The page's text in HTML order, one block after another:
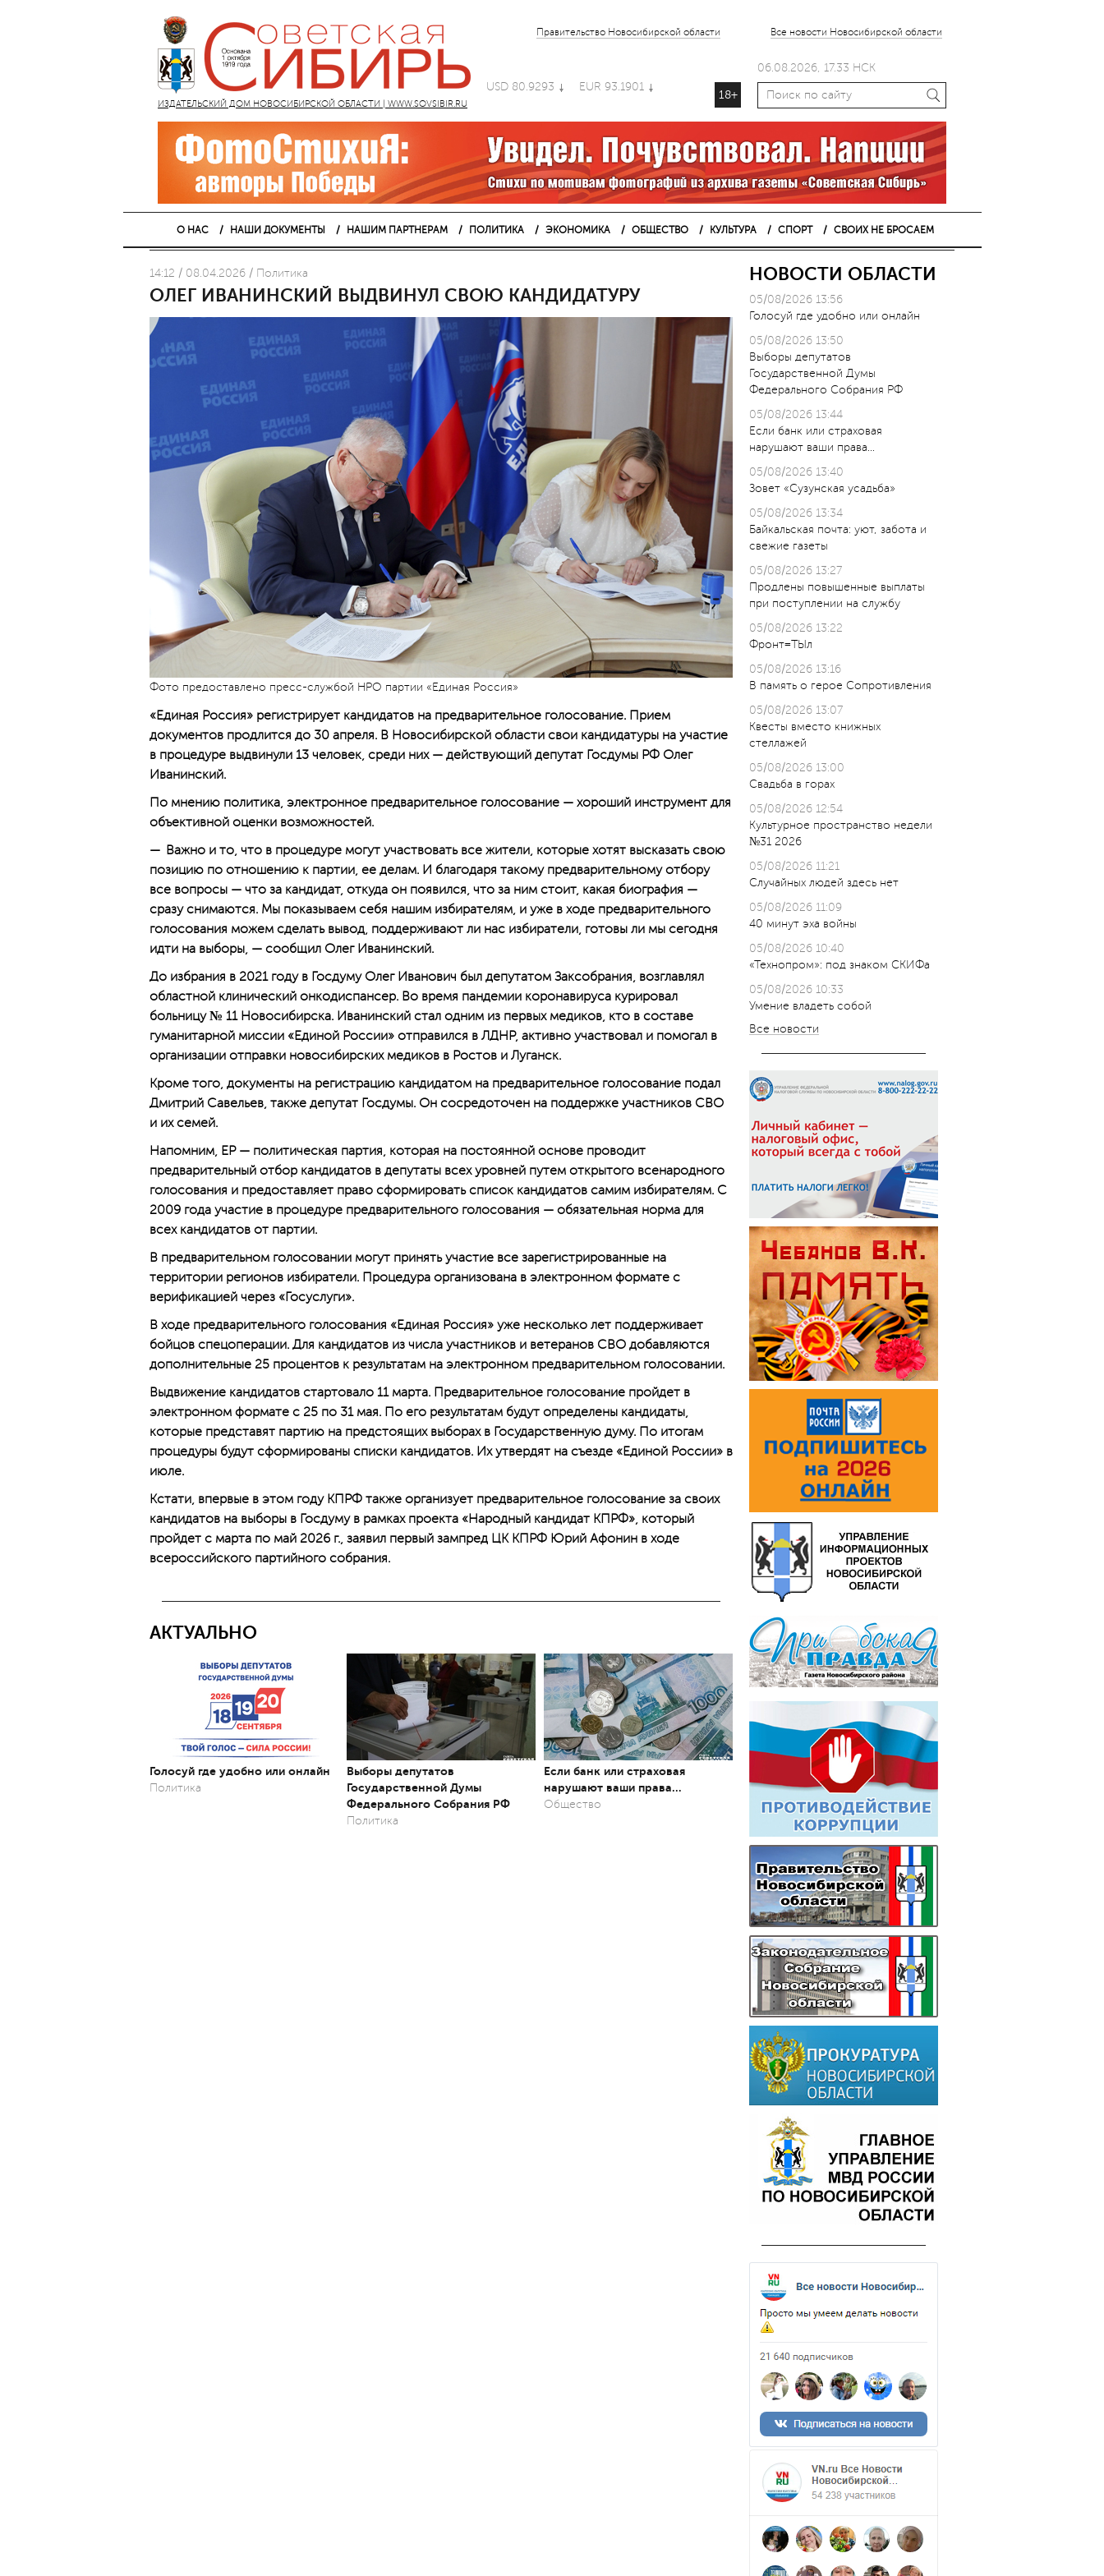
ИЗДАТЕЛЬСКИЙ ДОМ НОВОСИБИРСКОЙ ОБЛАСТИ | WWW.SOVSIBIR.RU
Правительство Новосибирской области Все новости Новосибирской области
USD 80.9293 EUR 93.1901
18+
06.08.2026, 17.33 НСК
О НАС НАШИ ДОКУМЕНТЫ НАШИМ ПАРТНЕРАМ ПОЛИТИКА ЭКОНОМИКА ОБЩЕСТВО КУЛЬТУРА СПОРТ СВОИХ НЕ БРОСАЕМ
14:12 / 08.04.2026 / Политика
ОЛЕГ ИВАНИНСКИЙ ВЫДВИНУЛ СВОЮ КАНДИДАТУРУ
Фото предоставлено пресс-службой НРО партии «Единая Россия»
«Единая Россия» регистрирует кандидатов на предварительное голосование. Прием
документов продлится до 30 апреля. В Новосибирской области свои кандидатуры на участие
в процедуре выдвинули 13 человек, среди них — действующий депутат Госдумы РФ Олег
Иванинский.
По мнению политика, электронное предварительное голосование — хороший инструмент для
объективной оценки возможностей.
— Важно и то, что в процедуре могут участвовать все жители, которые хотят высказать свою
позицию по отношению к партии, ее делам. И благодаря такому предварительному отбору
все вопросы — что за кандидат, откуда он появился, что за ним стоит, какая биография —
сразу снимаются. Мы показываем себя нашим избирателям, и уже в ходе предварительного
голосования можем сделать вывод, поддерживают ли нас избиратели, готовы ли мы сегодня
идти на выборы, — сообщил Олег Иванинский.
До избрания в 2021 году в Госдуму Олег Иванович был депутатом Заксобрания, возглавлял
областной клинический онкодиспансер. Во время пандемии коронавируса курировал
больницу № 11 Новосибирска. Иванинский стал одним из первых медиков, кто в составе
гуманитарной миссии «Единой России» отправился в ЛДНР, активно участвовал и помогал в
организации отправки новосибирских медиков в Ростов и Луганск.
Кроме того, документы на регистрацию кандидатом на предварительное голосование подал
Дмитрий Савельев, также депутат Госдумы. Он сосредоточен на поддержке участников СВО
и их семей.
Напомним, ЕР — политическая партия, которая на постоянной основе проводит
предварительный отбор кандидатов в депутаты всех уровней путем открытого всенародного
голосования и предоставляет право сформировать список кандидатов самим избирателям. С
2009 года участие в процедуре предварительного голосования — обязательная норма для
всех кандидатов от партии.
В предварительном голосовании могут принять участие все зарегистрированные на
территории регионов избиратели. Процедура организована в электронном формате с
верификацией через «Госуслуги».
В ходе предварительного голосования «Единая Россия» уже несколько лет поддерживает
бойцов спецоперации. Для кандидатов из числа участников и ветеранов СВО добавляются
дополнительные 25 процентов к результатам на электронном предварительном голосовании.
Выдвижение кандидатов стартовало 11 марта. Предварительное голосование пройдет в
электронном формате с 25 по 31 мая. По его результатам будут определены кандидаты,
которые представят партию на предстоящих выборах в Государственную думу. По итогам
процедуры будут сформированы списки кандидатов. Их утвердят на съезде «Единой России» в
июле.
Кстати, впервые в этом году КПРФ также организует предварительное голосование за своих
кандидатов на выборы в Госдуму в рамках проекта «Народный кандидат КПРФ», который
пройдет с марта по май 2026 г., заявил первый зампред ЦК КПРФ Юрий Афонин в ходе
всероссийского партийного собрания.
АКТУАЛЬНО
Голосуй где удобно или онлайн
Политика
Выборы депутатов
Государственной Думы
Федерального Собрания РФ
Политика
Если банк или страховая
нарушают ваши права…
Общество
НОВОСТИ ОБЛАСТИ
05/08/2026 13:56
Голосуй где удобно или онлайн
05/08/2026 13:50
Выборы депутатов
Государственной Думы
Федерального Собрания РФ
05/08/2026 13:44
Если банк или страховая
нарушают ваши права…
05/08/2026 13:40
Зовет «Сузунская усадьба»
05/08/2026 13:34
Байкальская почта: уют, забота и
свежие газеты
05/08/2026 13:27
Продлены повышенные выплаты
при поступлении на службу
05/08/2026 13:22
Фронт=ТЫл
05/08/2026 13:16
В память о герое Сопротивления
05/08/2026 13:07
Квесты вместо книжных
стеллажей
05/08/2026 13:00
Свадьба в горах
05/08/2026 12:54
Культурное пространство недели
№31 2026
05/08/2026 11:21
Случайных людей здесь нет
05/08/2026 11:09
40 минут эха войны
05/08/2026 10:40
«Технопром»: под знаком СКИФа
05/08/2026 10:33
Умение владеть собой
Все новости